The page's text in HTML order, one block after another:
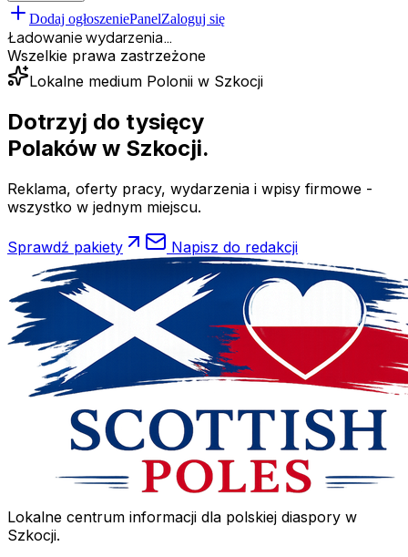
Dodaj ogłoszeniePanelZaloguj się
Ładowanie wydarzenia…
Wszelkie prawa zastrzeżone
Lokalne medium Polonii w Szkocji
Dotrzyj do tysięcy
Polaków w Szkocji.
Reklama, oferty pracy, wydarzenia i wpisy firmowe -
wszystko w jednym miejscu.
Sprawdź pakiety Napisz do redakcji
Lokalne centrum informacji dla polskiej diaspory w
Szkocji.